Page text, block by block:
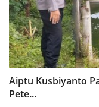
Aiptu Kusbiyanto
Pete...